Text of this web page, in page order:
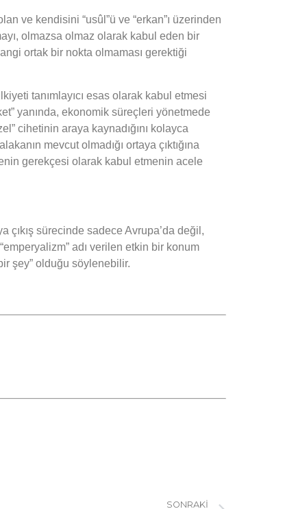
ve kendisini “usûl”ü ve “erkan”ı üzerinden
olmazsa olmaz olarak kabul eden bir
ortak bir nokta olmaması gerektiği
tanımlayıcı esas olarak kabul etmesi
yanında, ekonomik süreçleri yönetmede
cihetinin araya kaynadığını kolayca
mevcut olmadığı ortaya çıktığına
gerekçesi olarak kabul etmenin acele
çıkış sürecinde sadece Avrupa’da değil,
adı verilen etkin bir konum
bir şey” olduğu söylenebilir.
SONRAKI